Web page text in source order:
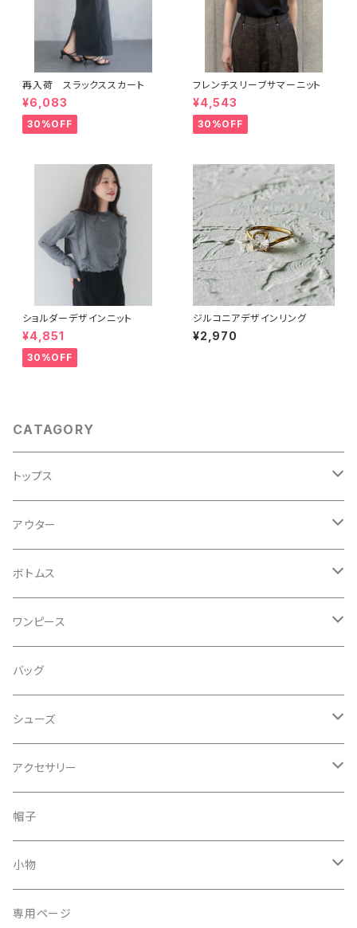
再入荷 スラックススカート
¥6,083
30%OFF
フレンチスリーブサマーニット
¥4,543
30%OFF
ショルダーデザインニット
¥4,851
30%OFF
ジルコニアデザインリング
¥2,970
CATAGORY
トップス
Ｔシャツ
キャミソール・タンクトップ
シャツ
ブラウス
カットソー
セーター
その他
スウェット、パーカー
アウター
コート
ジャケット
ジレ
ブルゾン
ボトムス
デニム
パンツ
スカート
レギンス
ワンピース
ワンピース
オールインワン
ドレス
バッグ
シューズ
サンダル
パンプス
スニーカー
ブーツ
アクセサリー
ピアス
ネックレス
リング
帽子
小物
サングラス
専用ページ